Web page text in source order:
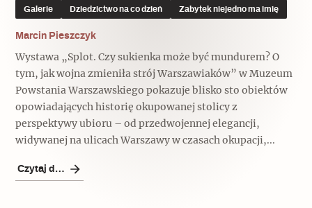
Kruchość rzeczy
Wywiady
Popularne
Dziedzictwo na co dzień
Popularne
Jak wskrzesić smak
Ludzie
Biskupin - rezerwat archeologiczny
Muzea od nowa
Popularne
Jak to działa? Czyli nowa odsłona
Zobacz również
Patronaty
MonumentApp
Mapa skojarzeń
Krakowskie Kawiarnie
Galerie Dziedzictwo na co dzień Zabytek niejedno ma imię
Marcin Pieszczyk
Wystawa „Splot. Czy sukienka może być mundurem? O
tym, jak wojna zmieniła strój Warszawiaków” w Muzeum
Powstania Warszawskiego pokazuje blisko sto obiektów
opowiadających historię okupowanej stolicy z
perspektywy ubioru – od przedwojennej elegancji,
widywanej na ulicach Warszawy w czasach okupacji,...
Czytaj dalej